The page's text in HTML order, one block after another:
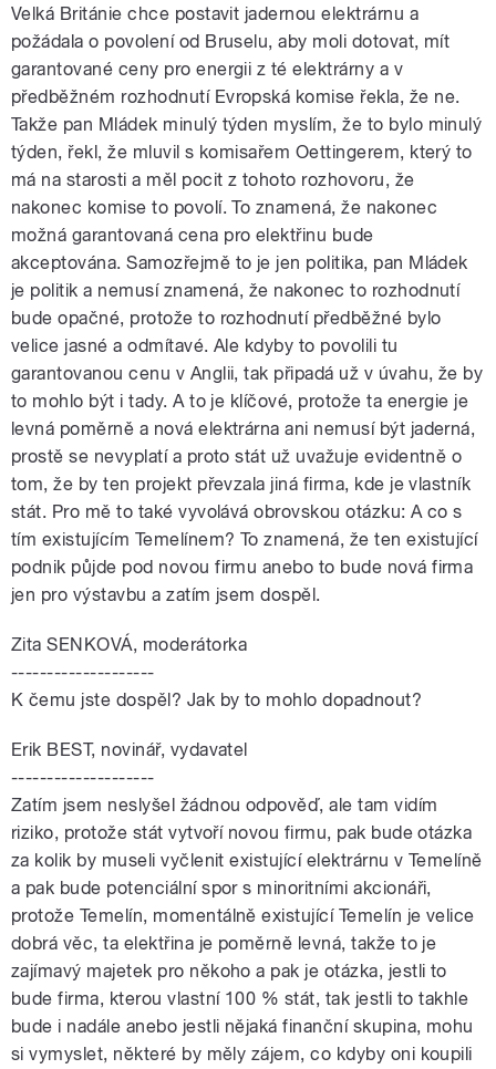
Velká Británie chce postavit jadernou elektrárnu a
požádala o povolení od Bruselu, aby moli dotovat, mít
garantované ceny pro energii z té elektrárny a v
předběžném rozhodnutí Evropská komise řekla, že ne.
Takže pan Mládek minulý týden myslím, že to bylo minulý
týden, řekl, že mluvil s komisařem Oettingerem, který to
má na starosti a měl pocit z tohoto rozhovoru, že
nakonec komise to povolí. To znamená, že nakonec
možná garantovaná cena pro elektřinu bude
akceptována. Samozřejmě to je jen politika, pan Mládek
je politik a nemusí znamená, že nakonec to rozhodnutí
bude opačné, protože to rozhodnutí předběžné bylo
velice jasné a odmítavé. Ale kdyby to povolili tu
garantovanou cenu v Anglii, tak připadá už v úvahu, že by
to mohlo být i tady. A to je klíčové, protože ta energie je
levná poměrně a nová elektrárna ani nemusí být jaderná,
prostě se nevyplatí a proto stát už uvažuje evidentně o
tom, že by ten projekt převzala jiná firma, kde je vlastník
stát. Pro mě to také vyvolává obrovskou otázku: A co s
tím existujícím Temelínem? To znamená, že ten existující
podnik půjde pod novou firmu anebo to bude nová firma
jen pro výstavbu a zatím jsem dospěl.
Zita SENKOVÁ, moderátorka
--------------------
K čemu jste dospěl? Jak by to mohlo dopadnout?
Erik BEST, novinář, vydavatel
--------------------
Zatím jsem neslyšel žádnou odpověď, ale tam vidím
riziko, protože stát vytvoří novou firmu, pak bude otázka
za kolik by museli vyčlenit existující elektrárnu v Temelíně
a pak bude potenciální spor s minoritními akcionáři,
protože Temelín, momentálně existující Temelín je velice
dobrá věc, ta elektřina je poměrně levná, takže to je
zajímavý majetek pro někoho a pak je otázka, jestli to
bude firma, kterou vlastní 100 % stát, tak jestli to takhle
bude i nadále anebo jestli nějaká finanční skupina, mohu
si vymyslet, některé by měly zájem, co kdyby oni koupili